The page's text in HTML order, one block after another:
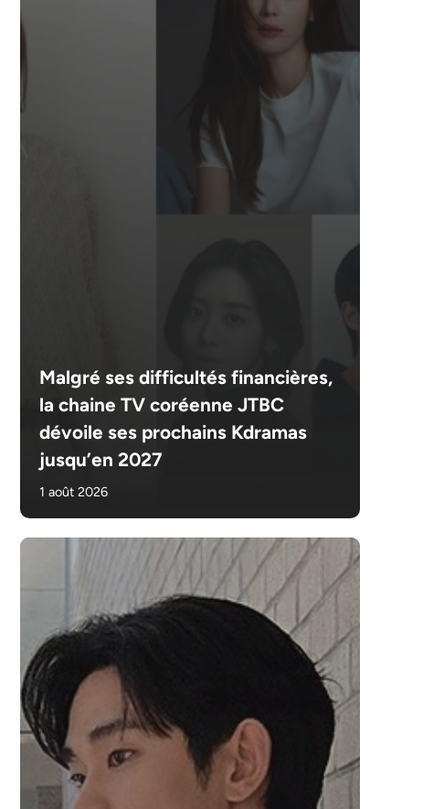
Malgré ses difficultés financières,
la chaine TV coréenne JTBC
dévoile ses prochains Kdramas
jusqu’en 2027
1 août 2026